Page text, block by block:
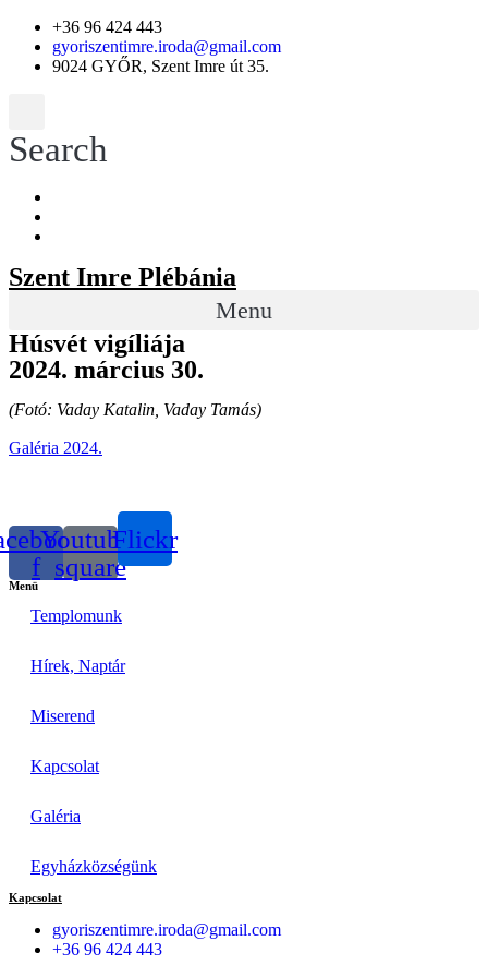
+36 96 424 443
gyoriszentimre.iroda@gmail.com
9024 GYŐR, Szent Imre út 35.
Search
Szent Imre Plébánia
Menu
Húsvét vigíliája
2024. március 30.
(Fotó: Vaday Katalin, Vaday Tamás)
Galéria 2024.
f
Youtube-
square
Flickr
Menü
Templomunk
Hírek, Naptár
Miserend
Kapcsolat
Galéria
Egyházközségünk
Kapcsolat
gyoriszentimre.iroda@gmail.com
+36 96 424 443